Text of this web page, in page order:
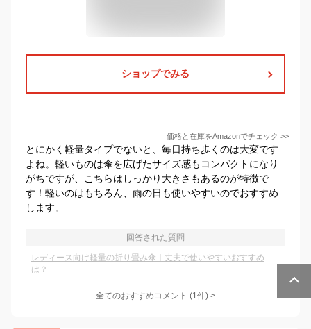
ショップでみる
価格と在庫をAmazonでチェック >>
とにかく軽量タイプでないと、毎日持ち歩くのは大変です
よね。軽いものは傘を広げたサイズ感もコンパクトになり
がちですが、こちらはしっかり大きさもあるのが特徴で
す！軽いのはもちろん、雨の日も使いやすいのでおすすめ
します。
回答された質問
レディース向け軽量の折り畳み傘｜丈夫で使いやすいおすすめ
は？
全てのおすすめコメント (1件) >